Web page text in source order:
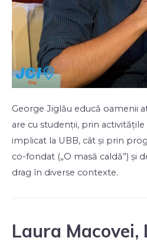
George Jiglău educă oamenii
are cu studenții, prin
implicat la UBB, cât și prin
co-fondat („O masă caldă”) și
drag în diverse contexte.
Laura Macovei,